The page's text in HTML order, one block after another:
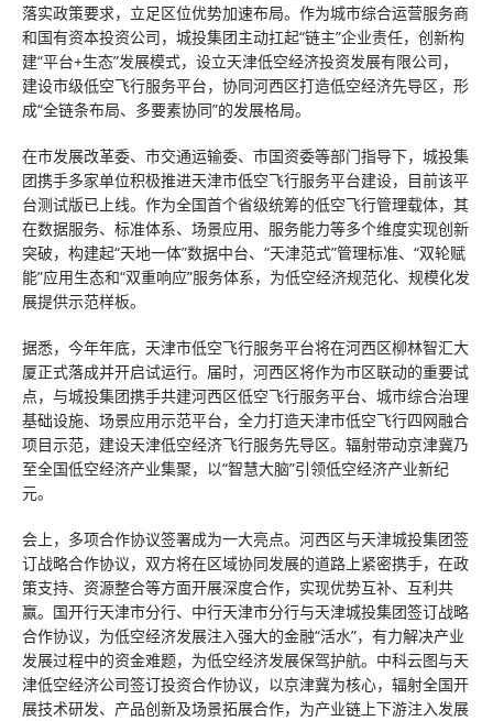
落实政策要求，立足区位优势加速布局。作为城市综合运营服务商
和国有资本投资公司，城投集团主动扛起“链主”企业责任，创新构
建“平台+生态”发展模式，设立天津低空经济投资发展有限公司，
建设市级低空飞行服务平台，协同河西区打造低空经济先导区，形
成“全链条布局、多要素协同”的发展格局。
在市发展改革委、市交通运输委、市国资委等部门指导下，城投集
团携手多家单位积极推进天津市低空飞行服务平台建设，目前该平
台测试版已上线。作为全国首个省级统筹的低空飞行管理载体，其
在数据服务、标准体系、场景应用、服务能力等多个维度实现创新
突破，构建起“天地一体”数据中台、“天津范式”管理标准、“双轮赋
能”应用生态和“双重响应”服务体系，为低空经济规范化、规模化发
展提供示范样板。
据悉，今年年底，天津市低空飞行服务平台将在河西区柳林智汇大
厦正式落成并开启试运行。届时，河西区将作为市区联动的重要试
点，与城投集团携手共建河西区低空飞行服务平台、城市综合治理
基础设施、场景应用示范平台，全力打造天津市低空飞行四网融合
项目示范，建设天津低空经济飞行服务先导区。辐射带动京津冀乃
至全国低空经济产业集聚，以“智慧大脑”引领低空经济产业新纪
元。
会上，多项合作协议签署成为一大亮点。河西区与天津城投集团签
订战略合作协议，双方将在区域协同发展的道路上紧密携手，在政
策支持、资源整合等方面开展深度合作，实现优势互补、互利共
赢。国开行天津市分行、中行天津市分行与天津城投集团签订战略
合作协议，为低空经济发展注入强大的金融“活水”，有力解决产业
发展过程中的资金难题，为低空经济发展保驾护航。中科云图与天
津低空经济公司签订投资合作协议，以京津冀为核心，辐射全国开
展技术研发、产品创新及场景拓展合作，为产业链上下游注入发展